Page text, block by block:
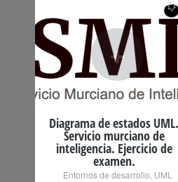
+
Diagrama de estados UML.
Servicio murciano de
inteligencia. Ejercicio de
examen.
Entornos de desarrollo UML